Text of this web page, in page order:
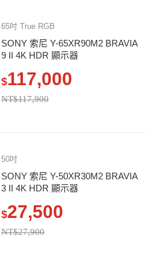
65吋 True RGB
SONY 索尼 Y-65XR90M2 BRAVIA
9 II 4K HDR 顯示器
$117,000
NT$117,900
50吋
SONY 索尼 Y-50XR30M2 BRAVIA
3 II 4K HDR 顯示器
$27,500
NT$27,900